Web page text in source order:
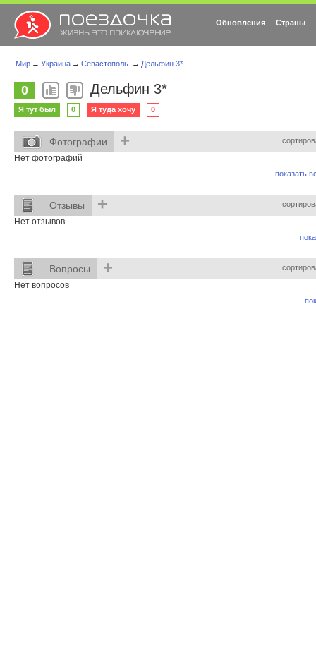
Обновления Страны
Мир → Украина → Севастополь → Дельфин 3*
0 Дельфин 3*
Я тут был 0 Я туда хочу 0
Фотографии +
Нет фотографий
показать
Отзывы +
Нет отзывов
Вопросы +
Нет вопросов